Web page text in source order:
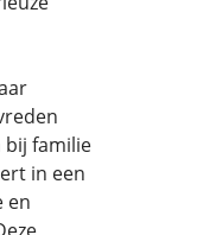
bij familie
in een
en